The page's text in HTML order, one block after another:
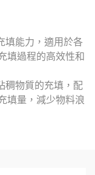
填能力，適用於各
填過程的高效性和
稠物質的充填，配
填量，減少物料浪